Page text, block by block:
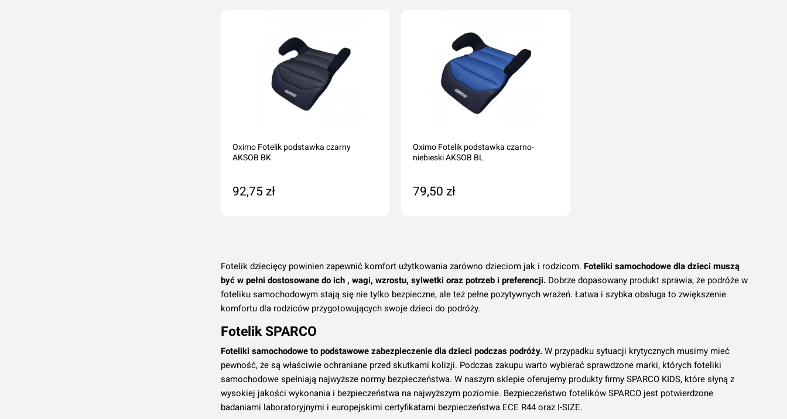
Oximo Fotelik podstawka czarny
AKSOB BK
92,75 zł
Oximo Fotelik podstawka czarno-
niebieski AKSOB BL
79,50 zł
Fotelik dziecięcy powinien zapewnić komfort użytkowania zarówno dzieciom jak i rodzicom. Foteliki samochodowe dla dzieci muszą
być w pełni dostosowane do ich , wagi, wzrostu, sylwetki oraz potrzeb i preferencji. Dobrze dopasowany produkt sprawia, że podróże w
foteliku samochodowym stają się nie tylko bezpieczne, ale też pełne pozytywnych wrażeń. Łatwa i szybka obsługa to zwiększenie
komfortu dla rodziców przygotowujących swoje dzieci do podróży.
Fotelik SPARCO
Foteliki samochodowe to podstawowe zabezpieczenie dla dzieci podczas podróży. W przypadku sytuacji krytycznych musimy mieć
pewność, że są właściwie ochraniane przed skutkami kolizji. Podczas zakupu warto wybierać sprawdzone marki, których foteliki
samochodowe spełniają najwyższe normy bezpieczeństwa. W naszym sklepie oferujemy produkty firmy SPARCO KIDS, które słyną z
wysokiej jakości wykonania i bezpieczeństwa na najwyższym poziomie. Bezpieczeństwo fotelików SPARCO jest potwierdzone
badaniami laboratoryjnymi i europejskimi certyfikatami bezpieczeństwa ECE R44 oraz I-SIZE.